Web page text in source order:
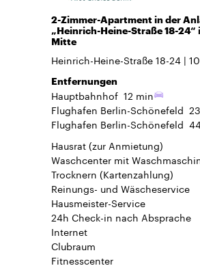
2-Zimmer-Apartment in der
„Heinrich-Heine-Straße 18-24“
Mitte
Heinrich-Heine-Straße 18-24
Entfernungen
Hauptbahnhof 12 min
Flughafen Berlin-Schönefeld
Flughafen Berlin-Schönefeld
Hausrat(zur Anmietung)
Waschcenter mit
Trocknern (Kartenzahlung)
Reinungs- und Wäscheservice
Hausmeister-Service
24h Check-in nach Absprache
Internet
Clubraum
Fitnesscenter